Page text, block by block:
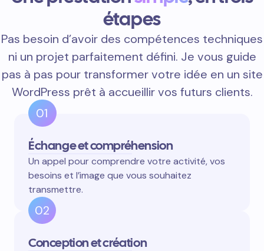
étapes
Pas besoin d’avoir des compétences techniques
ni un projet parfaitement défini. Je vous guide
pas à pas pour transformer votre idée en un site
WordPress prêt à accueillir vos futurs clients.
01
Échange et compréhension
Un appel pour comprendre votre activité, vos
besoins et l’image que vous souhaitez
transmettre.
02
Conception et création